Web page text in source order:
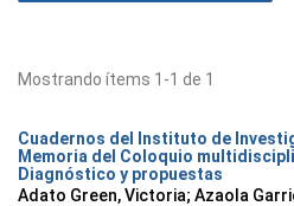
Mostrando ítems 1-1 de 1
Cuadernos del Instituto de
Memoria del Coloquio
Diagnóstico y propuestas
Adato Green, Victoria; Azaola